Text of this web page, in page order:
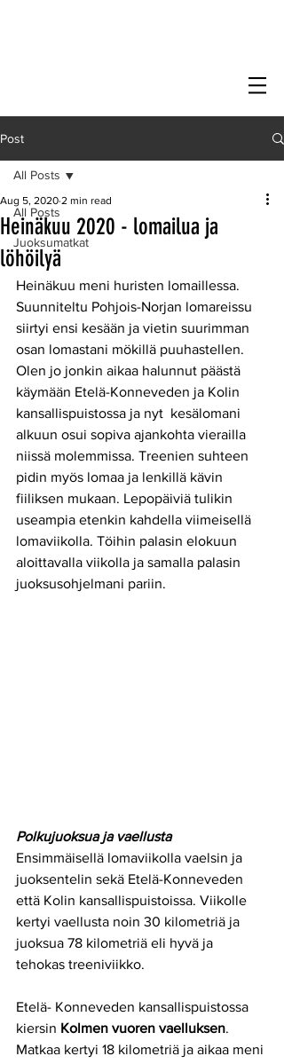
Post
All Posts
Juoksumatkat
All Posts
Heinäkuu 2020 - lomailua ja
löhöilyä
Aug 5, 2020 2 min read
Heinäkuu meni huristen lomaillessa.
Suunniteltu Pohjois-Norjan lomareissu
siirtyi ensi kesään ja vietin suurimman
osan lomastani mökillä puuhastellen.
Olen jo jonkin aikaa halunnut päästä
käymään Etelä-Konneveden ja Kolin
kansallispuistossa ja nyt  kesälomani
alkuun osui sopiva ajankohta vierailla
niissä molemmissa. Treenien suhteen
pidin myös lomaa ja lenkillä kävin
fiiliksen mukaan. Lepopäiviä tulikin
useampia etenkin kahdella viimeisellä
lomaviikolla. Töihin palasin elokuun
aloittavalla viikolla ja samalla palasin
juoksusohjelmani pariin.
Polkujuoksua ja vaellusta
Ensimmäisellä lomaviikolla vaelsin ja
juoksentelin sekä Etelä-Konneveden
että Kolin kansallispuistoissa. Viikolle
kertyi vaellusta noin 30 kilometriä ja
juoksua 78 kilometriä eli hyvä ja
tehokas treeniviikko.
Etelä- Konneveden kansallispuistossa
kiersin Kolmen vuoren vaelluksen.
Matkaa kertyi 18 kilometriä ja aikaa meni